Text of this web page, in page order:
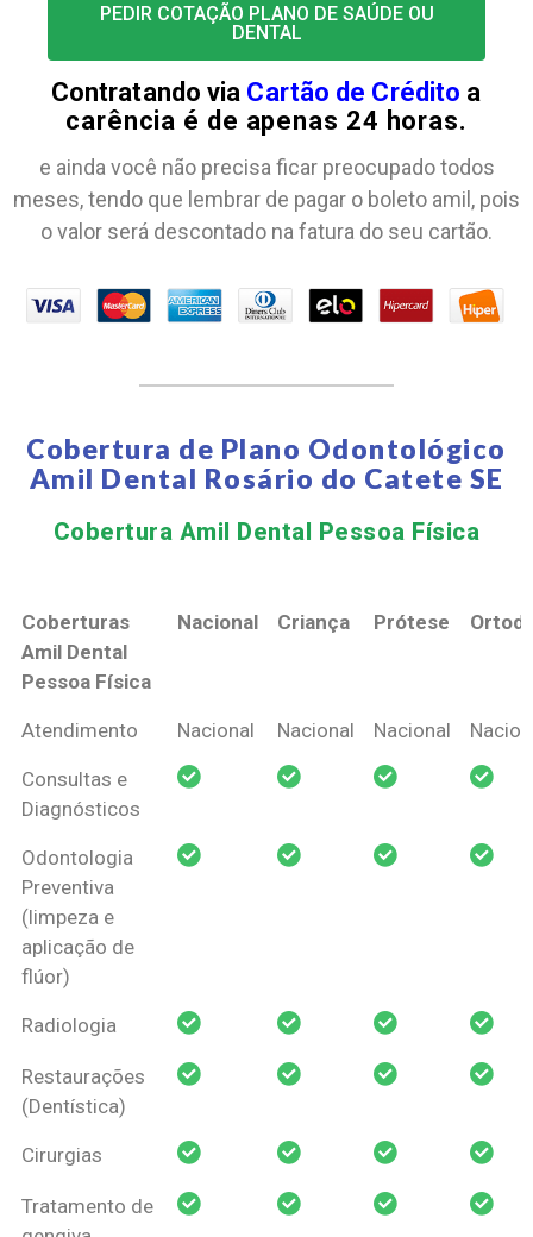
PEDIR COTAÇÃO PLANO DE SAÚDE OU
DENTAL
Contratando via Cartão de Crédito a
carência é de apenas 24 horas.
e ainda você não precisa ficar preocupado todos
meses, tendo que lembrar de pagar o boleto amil, pois
o valor será descontado na fatura do seu cartão.
Cobertura de Plano Odontológico
Amil Dental Rosário do Catete SE
Cobertura Amil Dental Pessoa Física​
Coberturas
Amil Dental
Pessoa Física
Nacional Criança Prótese
Coberturas
Pessoa Física
Nacional Criança Prótese
Atendimento Nacional Nacional Nacional
Consultas e
Diagnósticos
Odontologia
Preventiva
(limpeza e
aplicação de
flúor)
Radiologia
Restaurações
(Dentística)
Cirurgias
Tratamento de